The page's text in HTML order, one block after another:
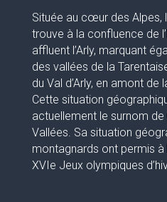
Située au cœur des Alpes,
trouve à la confluence de
affluent l’Arly, marquant
des vallées de la
du Val d’Arly, en amont
Cette situation
actuellement le surnom
Vallées. Sa situation
montagnards ont permis à
XVIe Jeux olympiques